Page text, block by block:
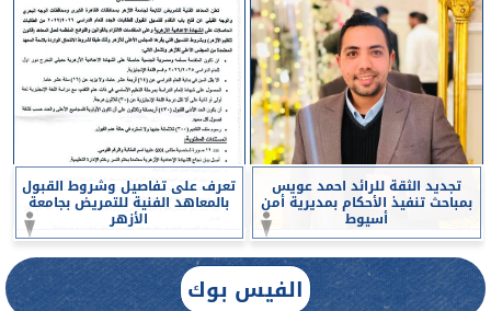
تجديد الثقة للرائد احمد عويس
بمباحث تنفيذ الأحكام بمديرية أمن
أسيوط
تعرف على تفاصيل وشروط القبول
بالمعاهد الفنية للتمريض بجامعة
الأزهر
الفيس بوك